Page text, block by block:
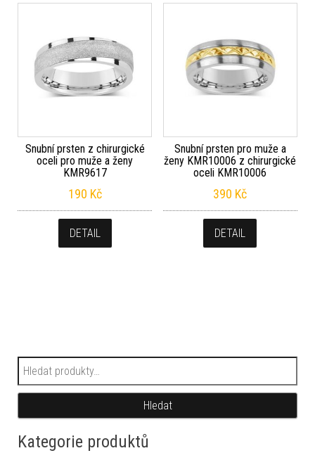
Snubní prsten z chirurgické
oceli pro muže a ženy
KMR9617
190 Kč
DETAIL
Snubní prsten pro muže a
ženy KMR10006 z chirurgické
oceli KMR10006
390 Kč
DETAIL
Hledat:
Hledat
Kategorie produktů